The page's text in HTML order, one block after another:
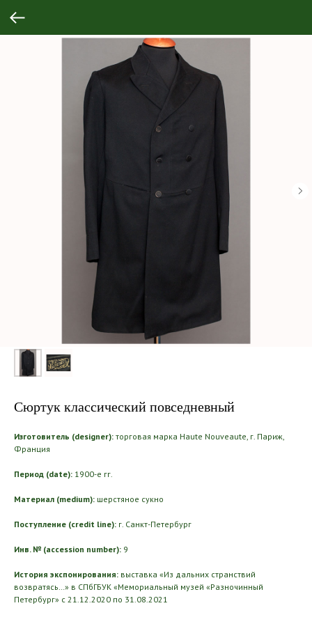
Сюртук классический повседневный
Изготовитель (designer): торговая марка Haute Nouveaute, г. Париж,
Франция
Период (date): 1900-е гг.
Материал (medium): шерстяное сукно
Поступление (credit line): г. Санкт-Петербург
Инв. № (accession number): 9
История экспонирования: выставка «Из дальних странствий
возвратясь…» в СПбГБУК «Мемориальный музей «Разночинный
Петербург» с 21.12.2020 по 31.08.2021